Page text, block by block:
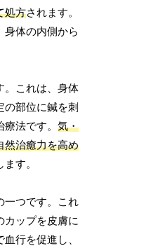
処方されます。
身体の内側から
。これは、身体
の部位に鍼を刺
療法です。気・
然治癒力を高め
す。
一つです。これ
カップを皮膚に
行を促進し、